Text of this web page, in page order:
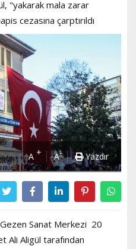
"yakarak mala zarar
cezasına çarptırıldı
A + A- Yazdır
Sanat Merkezi 20
Ali Aligül tarafından